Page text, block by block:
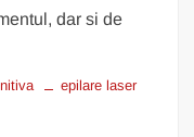
dar si de
epilare laser